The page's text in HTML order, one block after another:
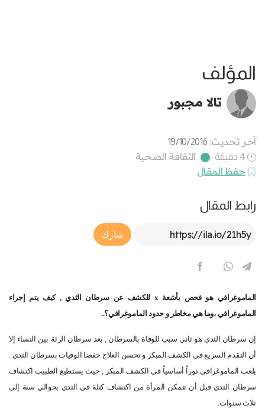
المؤلف
تالا مجبور
آخر تحديث: 19/10/2016
4 دقيقة
الثقافة الصحية
حفظ المقال
رابط المقال
Article Link
شارك
الماموغرافي هو فحص بأشعة x للكشف عن سرطان الثدي , كيف يتم إجراء
الماموغرافي ،وما هي مخاطر و حدود الماموغرافي؟..
إن سرطان الثدي هو ثاني سبب للوفاة بالسرطان , بعد سرطان الرئة بين النساء إلا
أن التقدم السريع في الكشف المبكر و تحسن العلاج خفضا الوفيات بسرطان الثدي .
يلعب الماموغرافي دوراً أساسياً في الكشف المبكر , حيث يستطيع الطبيب اكتشاف
سرطان الثدي قبل أن تتمكن المرأة من اكتشاف كتلة في الثدي بحوالي سنة إلى
ثلاث سنوات.